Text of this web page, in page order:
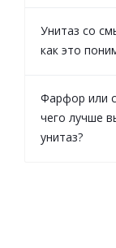
Унитаз со
как это
Фарфор или
чего лучше
унитаз?